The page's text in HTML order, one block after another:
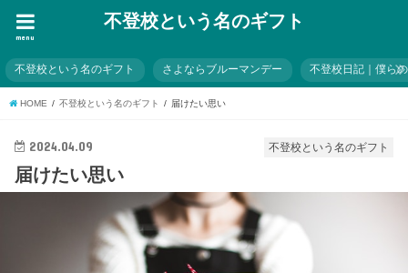
不登校という名のギフト
menu
不登校という名のギフト さよならブルーマンデー 不登校日記｜僕ら
HOME 不登校という名のギフト 届けたい思い
不登校という名のギフト
2024.04.09
届けたい思い